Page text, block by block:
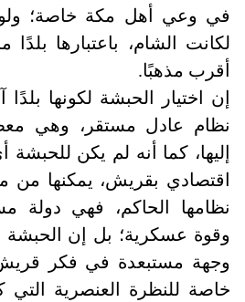
في وعي أهل مكة خاصة؛
لكانت الشام، باعتبارها بلدًا
أقرب مذهبًا.
إن اختيار الحبشة لكونها بلدًا
نظام عادل مستقر، وهي
إليها، كما أنه لم يكن
اقتصادي بقريش، يمكنها
نظامها الحاكم، فهي دولة
وقوة عسكرية؛ بل إن
وجهة مستبعدة في فكر
خاصة للنظرة العنصرية التي